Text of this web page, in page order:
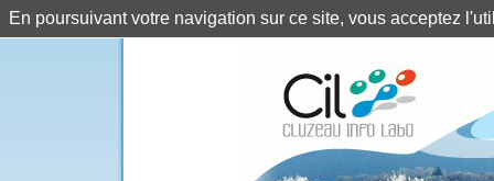
En poursuivant votre navigation sur ce site, vous acceptez